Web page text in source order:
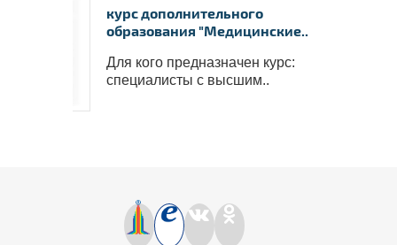
курс дополнительного
образования "Медицинские..
Для кого предназначен курс:
специалисты с высшим..